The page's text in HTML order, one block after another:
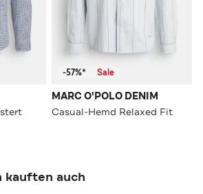
-57%* Sale
MARC O'POLO DENIM
Casual-Hemd Relaxed Fit
kauften auch